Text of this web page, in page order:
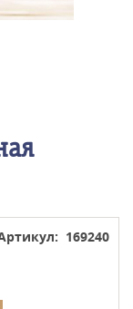
169240